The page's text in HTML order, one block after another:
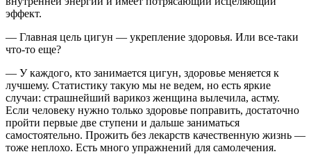
эффект.
— Главная цель цигун — укрепление здоровья. Или все-таки
что-то еще?
— У каждого, кто занимается цигун, здоровье меняется к
лучшему. Статистику такую мы не ведем, но есть яркие
случаи: страшнейший варикоз женщина вылечила, астму.
Если человеку нужно только здоровье поправить, достаточно
пройти первые две ступени и дальше заниматься
самостоятельно. Прожить без лекарств качественную жизнь —
тоже неплохо. Есть много упражнений для самолечения.